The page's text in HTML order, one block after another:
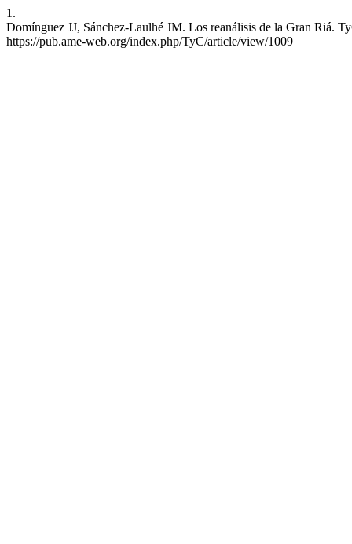
1.
Domínguez JJ, Sánchez-Laulhé JM. Los reanálisis de la Gran Riá.
https://pub.ame-web.org/index.php/TyC/article/view/1009